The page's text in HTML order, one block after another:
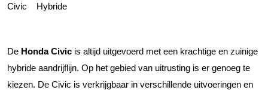
Civic
Hybride
De Honda Civic is altijd uitgevoerd met een krachtige en zuinige
hybride aandrijflijn. Op het gebied van uitrusting is er genoeg te
kiezen. De Civic is verkrijgbaar in verschillende uitvoeringen en